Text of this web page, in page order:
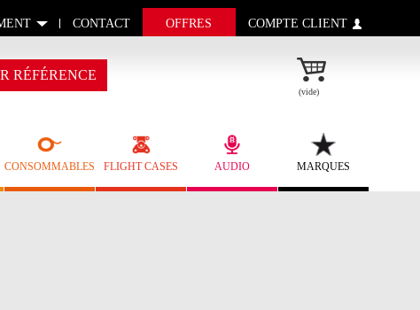
CONTACT OFFRES COMPTE CLIENT
(vide)
RÉFÉRENCE
CONSOMMABLES FLIGHT CASES AUDIO MARQUES